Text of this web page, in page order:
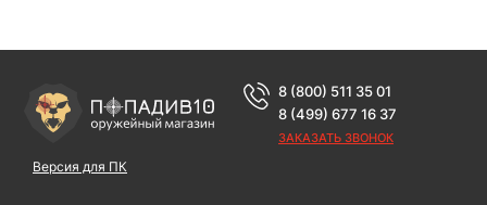
Версия для ПК
8 (800) 511 35 01
8 (499) 677 16 37
ЗАКАЗАТЬ ЗВОНОК